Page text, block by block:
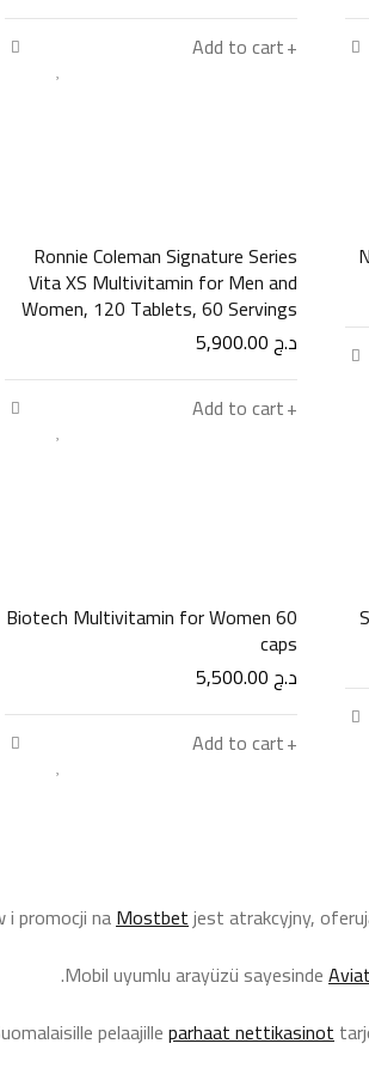
Add to cart
Ronnie Coleman Signature Series
Vita XS Multivitamin for Men and
Women, 120 Tablets, 60 Servings
د.ج
Add to cart
Biotech Multivitamin for Women 60
caps
د.ج
Add to cart
أطلق مبادرة “قوّة بوعي”، التي تجمع بين
promocji naMostbetjest atrakcyjny,
your budget, and keeping the
Mobil uyumlu arayüzü sayesinde
pelaajilleparhaat nettikasinot